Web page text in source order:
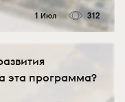
1 Июл 312
эта программа?